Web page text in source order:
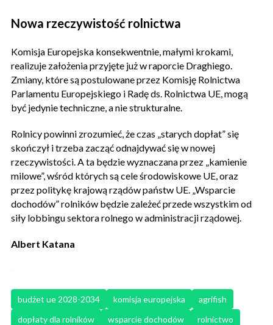
Nowa rzeczywistość rolnictwa
Komisja Europejska konsekwentnie, małymi krokami,
realizuje założenia przyjęte już w raporcie Draghiego.
Zmiany, które są postulowane przez Komisję Rolnictwa
Parlamentu Europejskiego i Radę ds. Rolnictwa UE, mogą
być jedynie techniczne, a nie strukturalne.
Rolnicy powinni zrozumieć, że czas „starych dopłat” się
skończył i trzeba zacząć odnajdywać się w nowej
rzeczywistości. A ta będzie wyznaczana przez „kamienie
milowe”, wśród których są cele środowiskowe UE, oraz
przez politykę krajową rządów państw UE. „Wsparcie
dochodów” rolników będzie zależeć przede wszystkim od
siły lobbingu sektora rolnego w administracji rządowej.
Albert Katana
budżet ue 2028-2034 komisja europejska
agrifish
dopłaty dla rolników
wsparcie dochodów rolnictwo